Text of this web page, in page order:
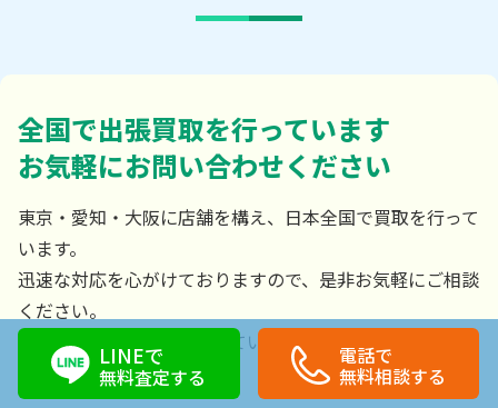
LINEで
無料査定する
電話で
無料相談する
全国で出張買取を行っています
お気軽にお問い合わせください
東京・愛知・大阪に店舗を構え、日本全国で買取を行って
います。
迅速な対応を心がけておりますので、是非お気軽にご相談
ください。
美術品を押し入れに閉まっている・お部屋に飾っている状
態でも大丈夫です。